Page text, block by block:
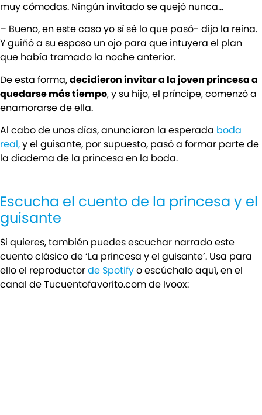
muy cómodas. Ningún invitado se quejó nunca…
– Bueno, en este caso yo sí sé lo que pasó- dijo la reina.
Y guiñó a su esposo un ojo para que intuyera el plan
que había tramado la noche anterior.
De esta forma,decidieron invitar a la joven princesa a
quedarse más tiempo, y su hijo, el príncipe, comenzó a
enamorarse de ella.
Al cabo de unos días, anunciaron la esperada boda
real,y el guisante, por supuesto, pasó a formar parte de
la diadema de la princesa en la boda.
Escucha el cuento de la princesa y el
guisante
Si quieres, también puedes escuchar narrado este
cuento clásico de ‘La princesa y el guisante’. Usa para
ello el reproductorde Spotifyo escúchalo aquí, en el
canal de Tucuentofavorito.com de Ivoox: